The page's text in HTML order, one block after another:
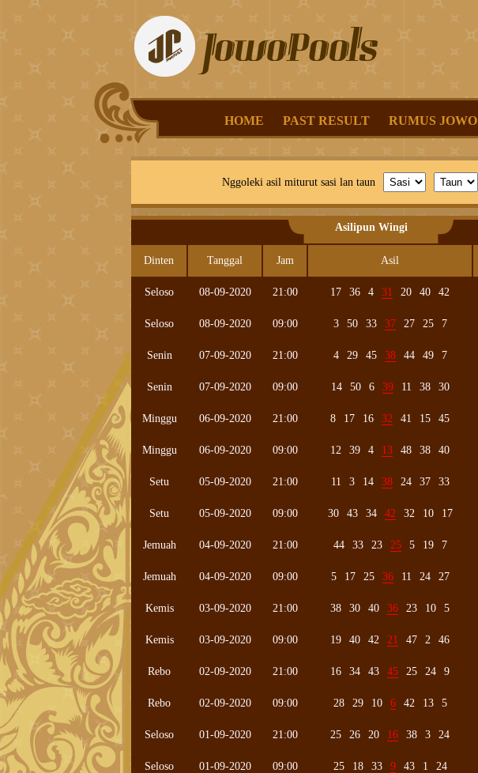
HOME PAST RESULT RUMUS JOWO
Nggoleki asil miturut sasi lan taun
Asilipun Wingi
Dinten Tanggal Jam Asil
Seloso 08-09-2020 21:00 17 36 4 31 20 40 42
Seloso 08-09-2020 09:00 3 50 33 37 27 25 7
Senin 07-09-2020 21:00 4 29 45 38 44 49 7
Senin 07-09-2020 09:00 14 50 6 39 11 38 30
Minggu 06-09-2020 21:00 8 17 16 32 41 15 45
Minggu 06-09-2020 09:00 12 39 4 13 48 38 40
Setu 05-09-2020 21:00 11 3 14 38 24 37 33
Setu 05-09-2020 09:00 30 43 34 42 32 10 17
Jemuah 04-09-2020 21:00 44 33 23 25 5 19 7
Jemuah 04-09-2020 09:00 5 17 25 36 11 24 27
Kemis 03-09-2020 21:00 38 30 40 36 23 10 5
Kemis 03-09-2020 09:00 19 40 42 21 47 2 46
Rebo 02-09-2020 21:00 16 34 43 45 25 24 9
Rebo 02-09-2020 09:00 28 29 10 6 42 13 5
Seloso 01-09-2020 21:00 25 26 20 16 38 3 24
Seloso 01-09-2020 09:00 25 18 33 9 43 1 24